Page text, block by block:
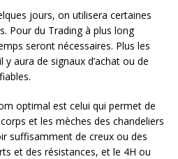
jours, on utilisera certaines
Pour du Trading à plus long
seront nécessaires. Plus les
aura de signaux d’achat ou de
optimal est celui qui permet de
et les mèches des chandeliers
suffisamment de creux ou des
et des résistances, et le 4H ou